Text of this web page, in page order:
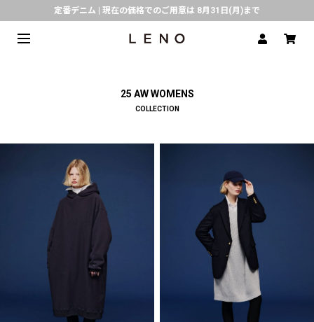
定番デニム | 現在の価格でのご用意は 8月31日(月)まで
熊本県で発生した地震の影響による配送遅延について
25 AW WOMENS
COLLECTION